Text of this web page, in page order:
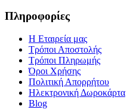
Πληροφορίες
Η Εταιρεία μας
Τρόποι Αποστολής
Τρόποι Πληρωμής
Όροι Χρήσης
Πολιτική Απορρήτου
Ηλεκτρονική Δωροκάρτα
Blog